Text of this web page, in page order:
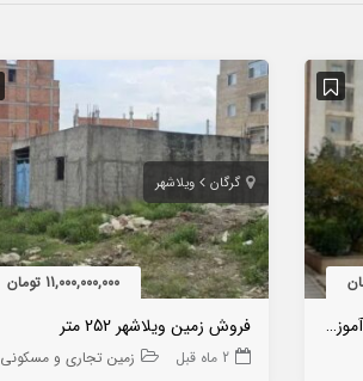
فروش آپارتمان 82متری سی متری آموزش
گرگان ویلاشهر
11,000,000,000 تومان
فروش زمین ویلاشهر 252 متر
2 ماه قبل زمین تجاری و مسکونی